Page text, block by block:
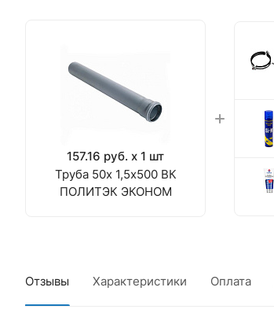
157.16 руб. x 1 шт
Труба 50х 1,5х500 ВК
ПОЛИТЭК ЭКОНОМ
Отзывы Характеристики Оплата